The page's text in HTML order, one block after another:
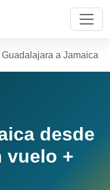
Guadalajara a Jamaica
desde
vuelo +